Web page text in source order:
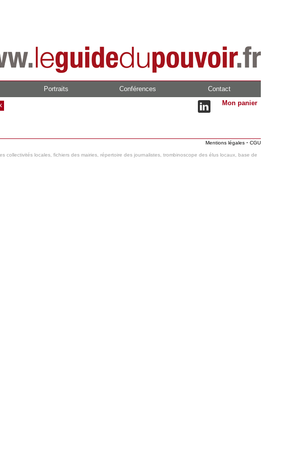
Portraits Conférences Contact
Mon panier
Mentions légales - CGU
locales, fichiers des mairies, répertoire des journalistes, trombinoscope des élus locaux, base de